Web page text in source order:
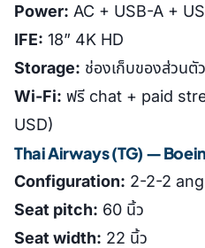
Power: AC + USB-A +
IFE: 18” 4K HD
Storage: ช่องเก็บของส่วน
Wi-Fi: ฟรี chat + paid
USD)
Thai Airways (TG) —
Configuration: 2-2-2
Seat pitch: 60 นิ้ว
Seat width: 22 นิ้ว